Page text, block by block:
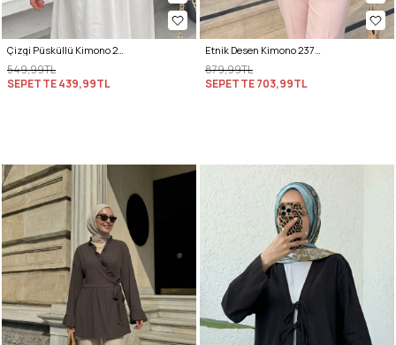
Çizgi Püsküllü Kimono 2353 - PUDRA
549,99TL
SEPETTE439,99TL
Etnik Desen Kimono 23751 - BORDO
879,99TL
SEPETTE703,99TL